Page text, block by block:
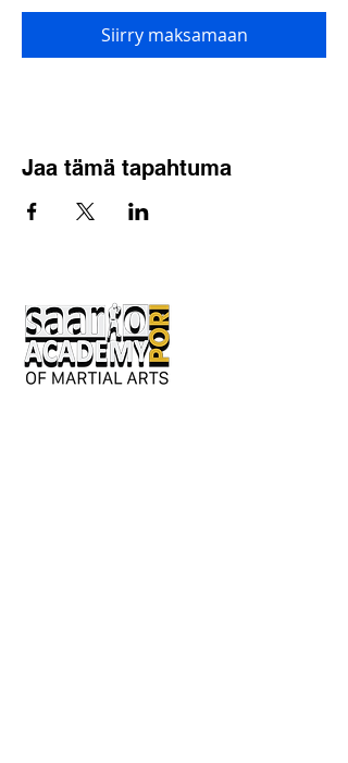
Siirry maksamaan
Jaa tämä tapahtuma